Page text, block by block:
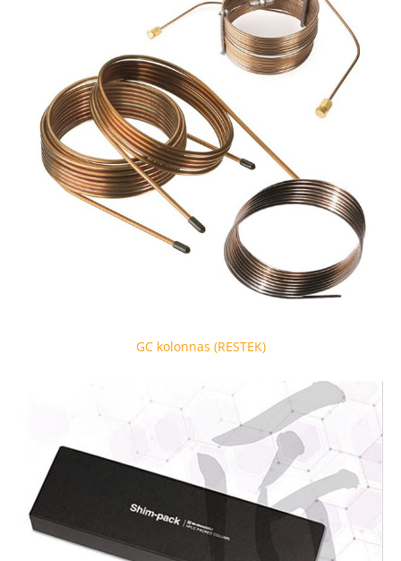
GC kolonnas (RESTEK)